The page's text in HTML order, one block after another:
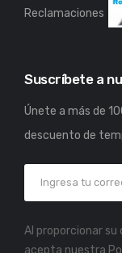
Reclamaciones
Suscríbete a
Únete a más de
descuento de
Al proporcionar
acepta nuestra